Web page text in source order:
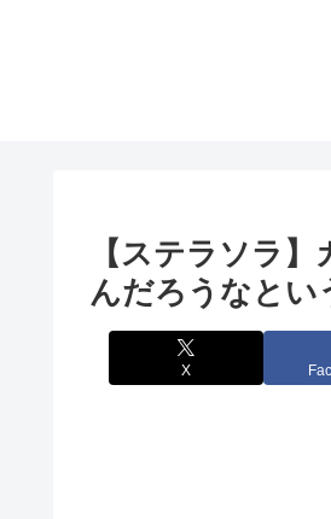
【ステラソラ
んだろうなとい
X